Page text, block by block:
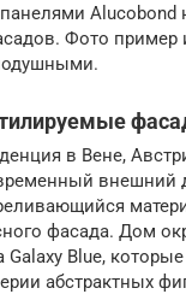
Alucobond
Фото пример
в Вене,
внешний
фасада. Дом
Galaxy Blue,
абстрактных